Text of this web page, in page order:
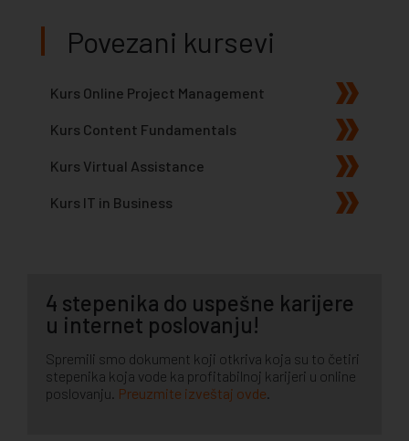
Povezani kursevi
Kurs Online Project Management
Kurs Content Fundamentals
Kurs Virtual Assistance
Kurs IT in Business
4 stepenika do uspešne karijere
u internet poslovanju!
Spremili smo dokument koji otkriva koja su to četiri
stepenika koja vode ka profitabilnoj karijeri u online
poslovanju. Preuzmite izveštaj ovde